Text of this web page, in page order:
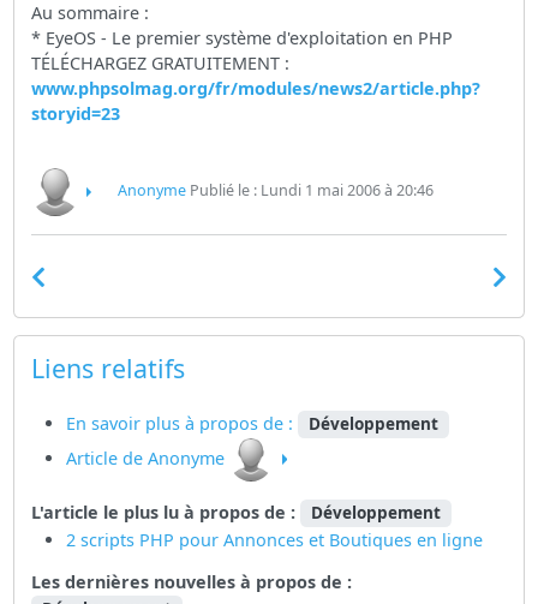
Au sommaire :
* EyeOS - Le premier système d'exploitation en PHP
TÉLÉCHARGEZ GRATUITEMENT :
www.phpsolmag.org/fr/modules/news2/article.php?
storyid=23
AnonymePublié le : Lundi 1 mai 2006 à 20:46
Liens relatifs
En savoir plus à propos de : Développement
Article de Anonyme
L'article le plus lu à propos de : Développement
2 scripts PHP pour Annonces et Boutiques en ligne
Les dernières nouvelles à propos de :